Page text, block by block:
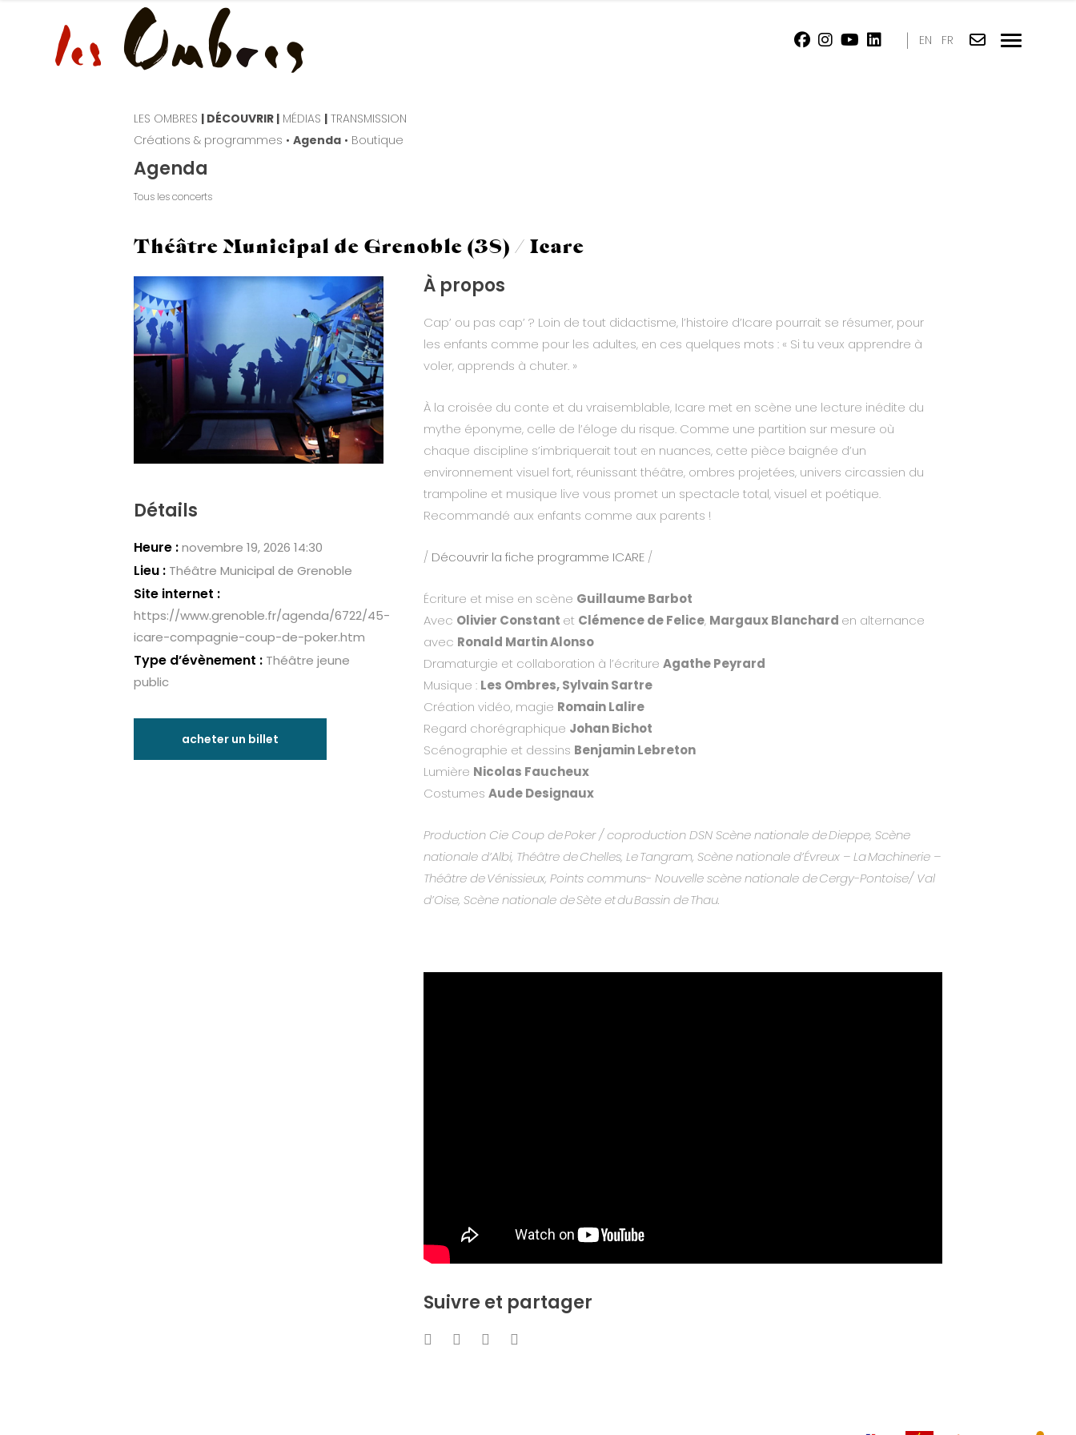
| EN FR
LES OMBRES | DÉCOUVRIR | MÉDIAS | TRANSMISSION
Créations & programmes • Agenda • Boutique
Agenda
Théâtre Municipal de Grenoble (38) / Icare
Détails
Heure :novembre 19, 2026 14:30
Lieu : Théâtre Municipal de Grenoble
Site internet :
https://www.grenoble.fr/agenda/6722/45-
icare-compagnie-coup-de-poker.htm
Type d’évènement : Théâtre jeune
public
acheter un billet
À propos
Cap’ ou pas cap’ ? Loin de tout didactisme, l’histoire d’Icare pourrait se résumer, pour
les enfants comme pour les adultes, en ces quelques mots : « Si tu veux apprendre à
voler, apprends à chuter. »
À la croisée du conte et du vraisemblable, Icare met en scène une lecture inédite du
mythe éponyme, celle de l’éloge du risque. Comme une partition sur mesure où
chaque discipline s’imbriquerait tout en nuances, cette pièce baignée d’un
environnement visuel fort, réunissant théâtre, ombres projetées, univers circassien du
trampoline et musique live vous promet un spectacle total, visuel et poétique.
Recommandé aux enfants comme aux parents !
/ Découvrir la fiche programme ICARE/
Écriture et mise en scène Guillaume Barbot
Avec Olivier Constant et Clémence de Felice, Margaux Blanchard en alternance
avec Ronald MartinAlonso
Dramaturgie et collaboration à l’écriture Agathe Peyrard
Musique : Les Ombres, Sylvain Sartre
Création vidéo, magie Romain Lalire
Regard chorégraphique Johan Bichot
Scénographie et dessins Benjamin Lebreton
Lumière Nicolas Faucheux
Costumes Aude Designaux
Production Cie Coup de Poker / coproduction DSN Scène nationale de Dieppe, Scène
nationale d’Albi, Théâtre de Chelles, Le Tangram, Scène nationale d’Évreux – La Machinerie –
Théâtre de Vénissieux, Points communs- Nouvelle scène nationale de Cergy-Pontoise/ Val
d’Oise, Scène nationale de Sète et du Bassin de Thau.
Suivre et partager